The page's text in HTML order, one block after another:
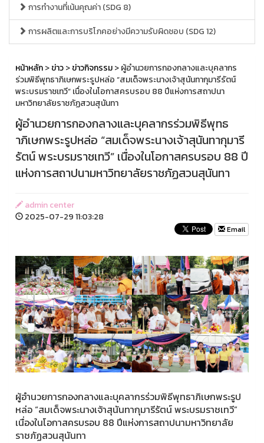
การทำงานที่เน้นคุณค่า (SDG 8)
การผลิตและการบริโภคอย่างมีความรับผิดชอบ (SDG 12)
หน้าหลัก>ข่าว>ข่าวกิจกรรม> ผู้อำนวยการกองกลางและบุคลากร
ร่วมพิธีพุทธาภิเษกพระรูปหล่อ “สมเด็จพระนางเจ้าสุนันทากุมารีรัตน์
พระบรมราชเทวี” เนื่องในโอกาสครบรอบ 88 ปีแห่งการสถาปนา
มหาวิทยาลัยราชภัฏสวนสุนันทา
ผู้อำนวยการกองกลางและบุคลากรร่วมพิธีพุทธ
าภิเษกพระรูปหล่อ “สมเด็จพระนางเจ้าสุนันทากุมารี
รัตน์ พระบรมราชเทวี” เนื่องในโอกาสครบรอบ 88 ปี
แห่งการสถาปนามหาวิทยาลัยราชภัฏสวนสุนันทา
admin center
2025-07-29 11:03:28
Email
ผู้อำนวยการกองกลางและบุคลากรร่วมพิธีพุทธาภิเษกพระรูป
หล่อ “สมเด็จพระนางเจ้าสุนันทากุมารีรัตน์ พระบรมราชเทวี”
เนื่องในโอกาสครบรอบ 88 ปีแห่งการสถาปนามหาวิทยาลัย
ราชภัฏสวนสุนันทา